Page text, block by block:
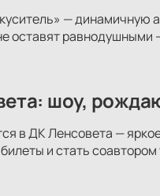
—
оставят равнодушными
шоу,
в ДК Ленсовета —
и стать соавтором